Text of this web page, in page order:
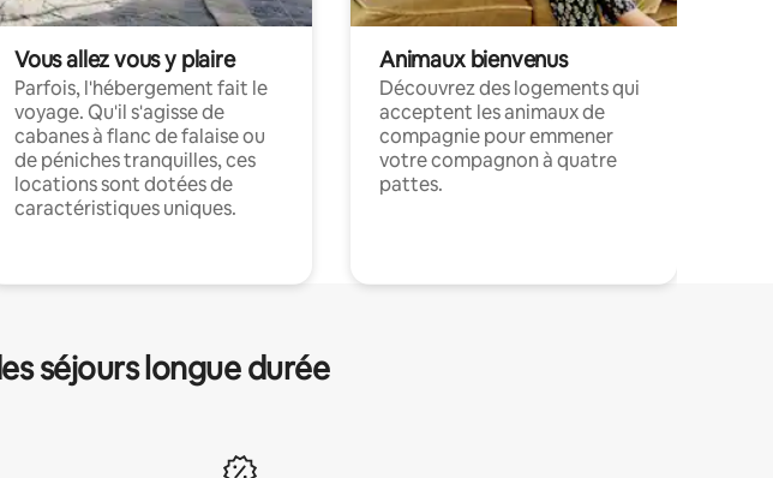
Vous allez vous y plaire
Parfois, l'hébergement fait le
voyage. Qu'il s'agisse de
cabanes à flanc de falaise ou
de péniches tranquilles, ces
locations sont dotées de
caractéristiques uniques.
Animaux bienvenus
Découvrez des logements qui
acceptent les animaux de
compagnie pour emmener
votre compagnon à quatre
pattes.
séjours longue durée